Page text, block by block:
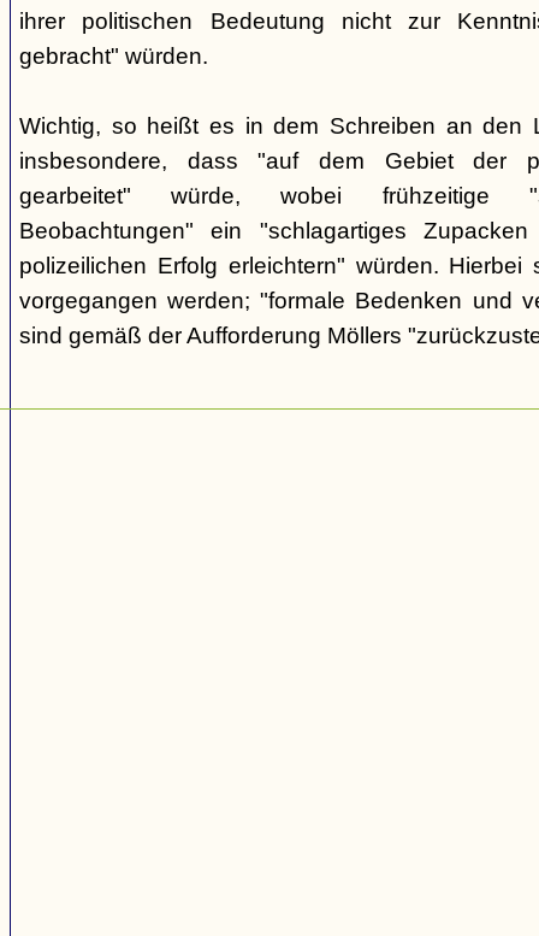
ihrer politischen Bedeutung nicht zur
gebracht" würden.
Wichtig, so heißt es in dem Schreiben an den
insbesondere, dass "auf dem Gebiet der
gearbeitet" würde, wobei frühzeitige
Beobachtungen" ein "schlagartiges
polizeilichen Erfolg erleichtern" würden. Hierbei
vorgegangen werden; "formale Bedenken und
sind gemäß der Aufforderung Möllers